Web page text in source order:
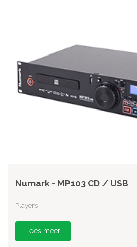
Numark - MP103 CD / USB
Players
Lees meer